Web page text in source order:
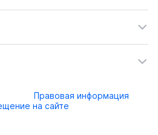
Правовая информация
на сайте